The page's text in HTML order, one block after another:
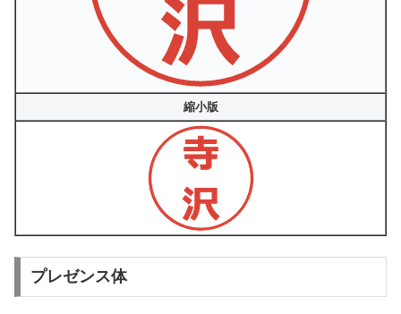
縮小版
プレゼンス体